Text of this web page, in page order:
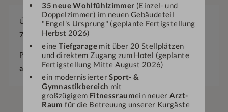
35 neue Wohlfühlzimmer (Einzel- und
Doppelzimmer) im neuen Gebäudeteil
"Engel's Ursprung" (geplante Fertigstellung
Herbst 2026)
eineTiefgaragemit über 20 Stellplätzen
und direktem Zugang zum Hotel (geplante
Fertigstellung Mitte August 2026)
ein modernisierterSport- &
Gymnastikbereich mit
großzügigem Fitnessraumein neuer Arzt-
Raum für die Betreuung unserer Kurgäste
Übernachtungen
7
Nächte
Preis
ab
1.055,—